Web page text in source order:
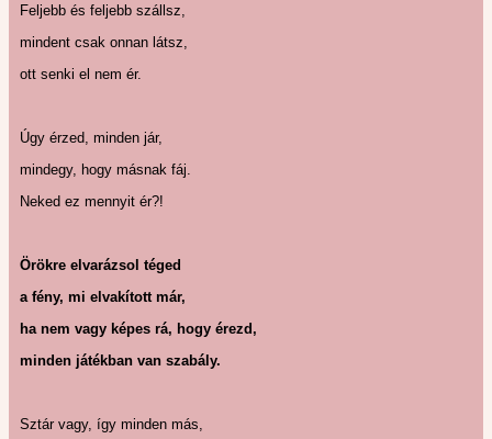
Feljebb és feljebb szállsz,
mindent csak onnan látsz,
ott senki el nem ér.
Úgy érzed, minden jár,
mindegy, hogy másnak fáj.
Neked ez mennyit ér?!
Örökre elvarázsol téged
a fény, mi elvakított már,
ha nem vagy képes rá, hogy érezd,
minden játékban van szabály.
Sztár vagy, így minden más,